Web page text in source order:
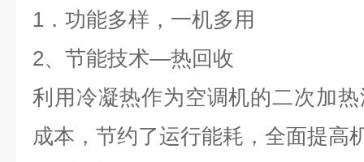
1 ．功能多样，一机多用
2、节能技术—热回收
利用冷凝热作为空调机的二次加
成本，节约了运行能耗，全面提高